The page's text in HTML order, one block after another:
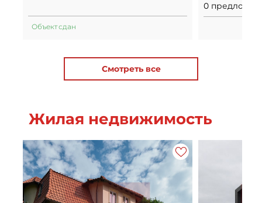
Объект сдан
0
Смотреть все
Жилая недвижимость